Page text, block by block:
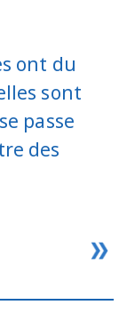
ont du
sont
passe
des